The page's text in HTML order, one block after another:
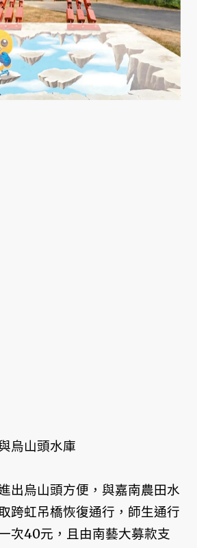
烏山頭水庫
出烏山頭方便，與嘉南農田水
跨虹吊橋恢復通行，師生通行
次40元，且由南藝大募款支